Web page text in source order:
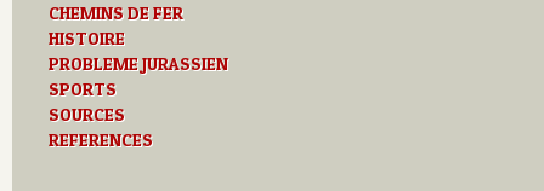
CHEMINS DE FER
HISTOIRE
PROBLEME JURASSIEN
SPORTS
SOURCES
REFERENCES